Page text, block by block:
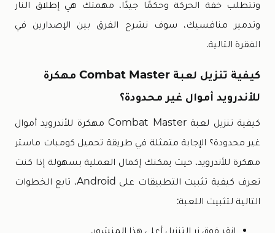
وتتطلب خفة الحركة وحكمًا جيدًا، مهمتك هي إطلاق النار
وتدمير منافسيك، سوف نشرح الفرق بين الإصدارين في
الفقرة التالية.
كيفية تنزيل لعبة Combat Master مهكرة
للأندرويد أموال غير محدودة؟
كيفية تنزيل لعبة Combat Master مهكرة للأندرويد أموال
غير محدودة؟ الإجابة متمثلة في طريقة تحميل كومبات ماستر
مهكرة للأندرويد، حيث يمكنك إكمال العملية بسهولة إذا كنت
تعرف كيفية تثبيت التطبيقات على Android، تابع الخطوات
التالية لتثبيت اللعبة:
انقر فوق زر التنزيل أعلى هذا المنشور.